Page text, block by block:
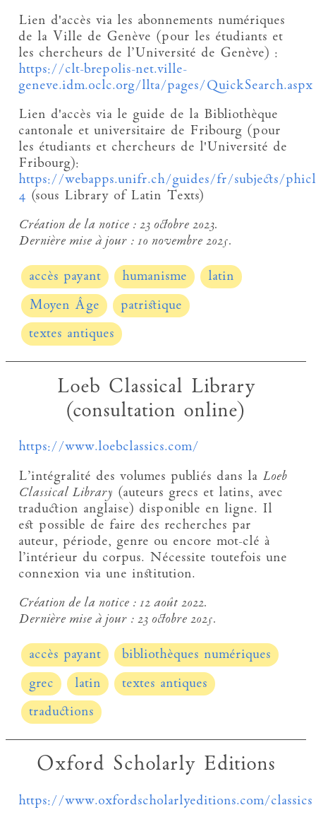
Lien d'accès via les abonnements numériques
de la Ville de Genève (pour les étudiants et
les chercheurs de l’Université de Genève) :
https://clt-brepolis-net.ville-
geneve.idm.oclc.org/llta/pages/QuickSearch.aspx
Lien d'accès via le guide de la Bibliothèque
cantonale et universitaire de Fribourg (pour
les étudiants et chercheurs de l'Université de
Fribourg):
https://webapps.unifr.ch/guides/fr/subjects/
4 (sous Library of Latin Texts)
Création de la notice :23 octobre 2023.
Dernière mise à jour :10 novembre 2025.
accès payant humanisme
latin
Moyen Âge
patristique
textes antiques
Loeb Classical Library
(consultation online)
https://www.loebclassics.com/
L’intégralité des volumes publiés dans la Loeb
Classical Library (auteurs grecs et latins, avec
traduction anglaise) disponible en ligne. Il
est possible de faire des recherches par
auteur, période, genre ou encore mot-clé à
l’intérieur du corpus. Nécessite toutefois une
connexion via une institution.
Création de la notice :12 août 2022.
Dernière mise à jour :23 octobre 2025.
accès payant
bibliothèques numériques
grec
latin
textes antiques
traductions
Oxford Scholarly Editions
https://www.oxfordscholarlyeditions.com/classics